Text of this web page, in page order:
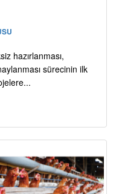
hazırlanması,
sürecinin ilk